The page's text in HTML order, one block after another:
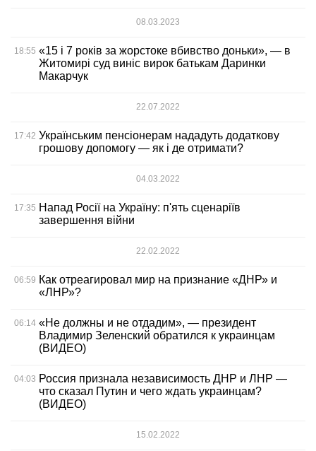
08.03.2023
18:55 «15 і 7 років за жорстоке вбивство доньки», — в
Житомирі суд виніс вирок батькам Даринки
Макарчук
22.07.2022
17:42 Українським пенсіонерам нададуть додаткову
грошову допомогу — як і де отримати?
04.03.2022
17:35 Напад Росії на Україну: п'ять сценаріїв
завершення війни
22.02.2022
06:59 Как отреагировал мир на признание «ДНР» и
«ЛНР»?
06:14 «Не должны и не отдадим», — президент
Владимир Зеленский обратился к украинцам
(ВИДЕО)
04:03 Россия признала независимость ДНР и ЛНР —
что сказал Путин и чего ждать украинцам?
(ВИДЕО)
15.02.2022